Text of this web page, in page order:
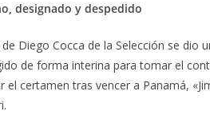
designado y despedido
Diego Cocca de la Selección se dio
de forma interina para tomar el
el certamen tras vencer a Panamá,